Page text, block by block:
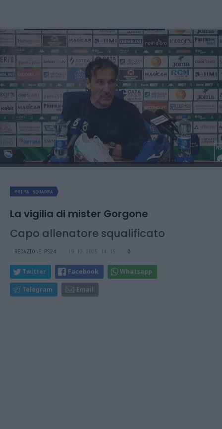
PRIMA SQUADRA
La vigilia di mister Gorgone
Capo allenatore squalificato
REDAZIONE PS24 19.12.2025 14:15 0
Twitter Facebook Whatsapp
Telegram Email